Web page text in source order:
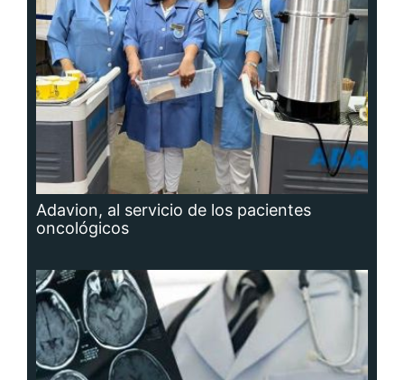
Adavion, al servicio de los pacientes
oncológicos